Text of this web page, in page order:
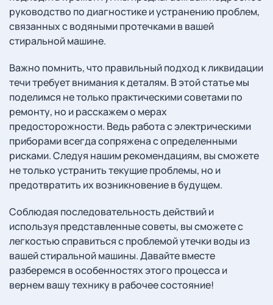
руководство по диагностике и устранению проблем,
связанных с водяными протечками в вашей
стиральной машине.
Важно помнить, что правильный подход к ликвидации
течи требует внимания к деталям. В этой статье мы
поделимся не только практическими советами по
ремонту, но и расскажем о мерах
предосторожности. Ведь работа с электрическими
приборами всегда сопряжена с определенными
рисками. Следуя нашим рекомендациям, вы сможете
не только устранить текущие проблемы, но и
предотвратить их возникновение в будущем.
Соблюдая последовательность действий и
используя представленные советы, вы сможете с
легкостью справиться с проблемой утечки воды из
вашей стиральной машины. Давайте вместе
разберемся в особенностях этого процесса и
вернем вашу технику в рабочее состояние!